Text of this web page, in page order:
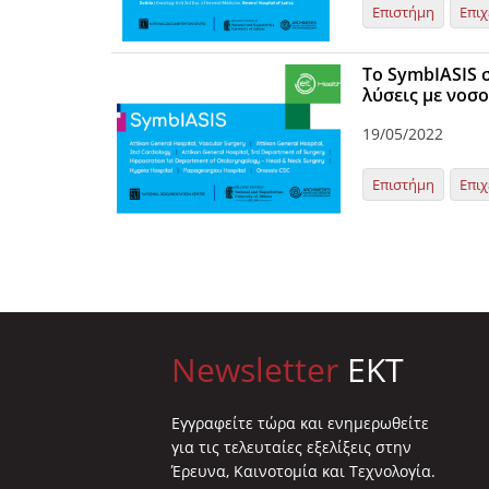
Επιστήμη
Το SymbIASIS
λύσεις με
19/05/2022
Επιστήμη
Newsletter EKT
Eγγραφείτε τώρα και ενημερωθείτε
για τις τελευταίες εξελίξεις στην
Έρευνα, Καινοτομία και Τεχνολογία.